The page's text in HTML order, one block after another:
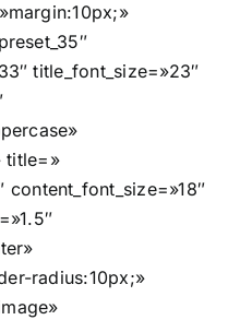
title_font_size=»23″
title=»
content_font_size=»18″
radius:10px;»